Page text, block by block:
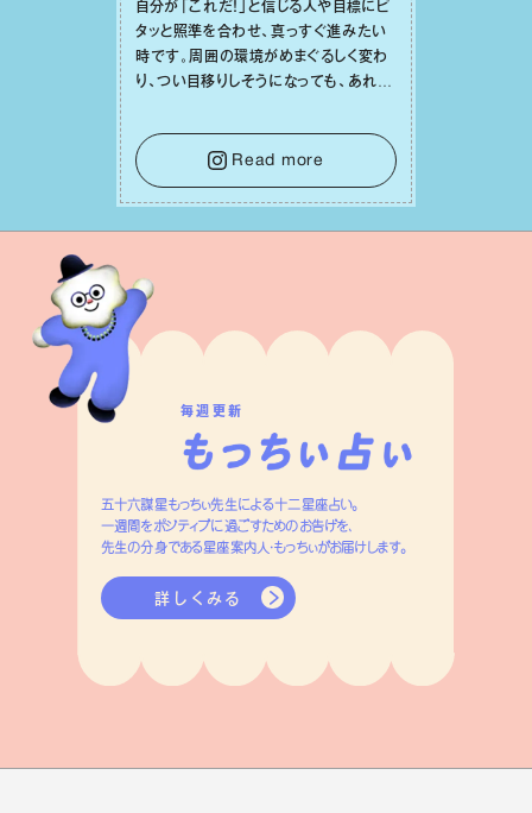
⾃分が「これだ！」と信じる⼈や⽬標にピ
タッと照準を合わせ、真っすぐ進みたい
時です。周囲の環境がめまぐるしく変わ
り、つい⽬移りしそうになっても、あれこ
をそっと⼿放し、⽬の前のことに集中しま
しょう。そのブレない決意が、あなたにと
って有意義で安定した成果を引き寄せま
す。
Read more
毎週更新
五十六謀星もっちぃ先生による十二星座占い。
一週間をポジティブに過ごすためのお告げを、
先生の分身である星座案内人・もっちぃがお届けします。
詳しくみる